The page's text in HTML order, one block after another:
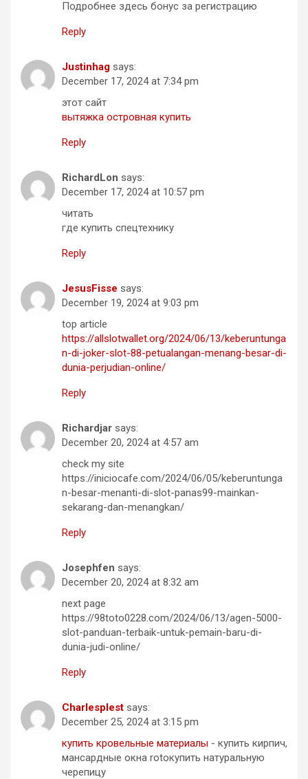
Подробнее здесь бонус за регистрацию
Reply
Justinhag says:
December 17, 2024 at 7:34 pm
этот сайт
вытяжка островная купить
Reply
RichardLon says:
December 17, 2024 at 10:57 pm
читать
где купить спецтехнику
Reply
JesusFisse says:
December 19, 2024 at 9:03 pm
top article
https://allslotwallet.org/2024/06/13/keberuntunga
n-di-joker-slot-88-petualangan-menang-besar-di-
dunia-perjudian-online/
Reply
Richardjar says:
December 20, 2024 at 4:57 am
check my site
https://iniciocafe.com/2024/06/05/keberuntunga
n-besar-menanti-di-slot-panas99-mainkan-
sekarang-dan-menangkan/
Reply
Josephfen says:
December 20, 2024 at 8:32 am
next page
https://98toto0228.com/2024/06/13/agen-5000-
slot-panduan-terbaik-untuk-pemain-baru-di-
dunia-judi-online/
Reply
Charlesplest says:
December 25, 2024 at 3:15 pm
купить кровельные материалы - купить кирпич,
мансардные окна rotoкупить натуральную
черепицу